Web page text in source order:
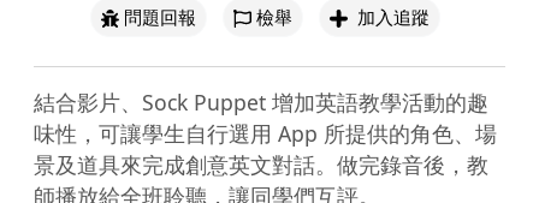
問題回報
檢舉 加入追蹤
結合影片、Sock Puppet 增加英語教學活動的趣
味性，可讓學生自行選用 App 所提供的角色、場
景及道具來完成創意英文對話。做完錄音後，教
師播放給全班聆聽，讓同學們互評。